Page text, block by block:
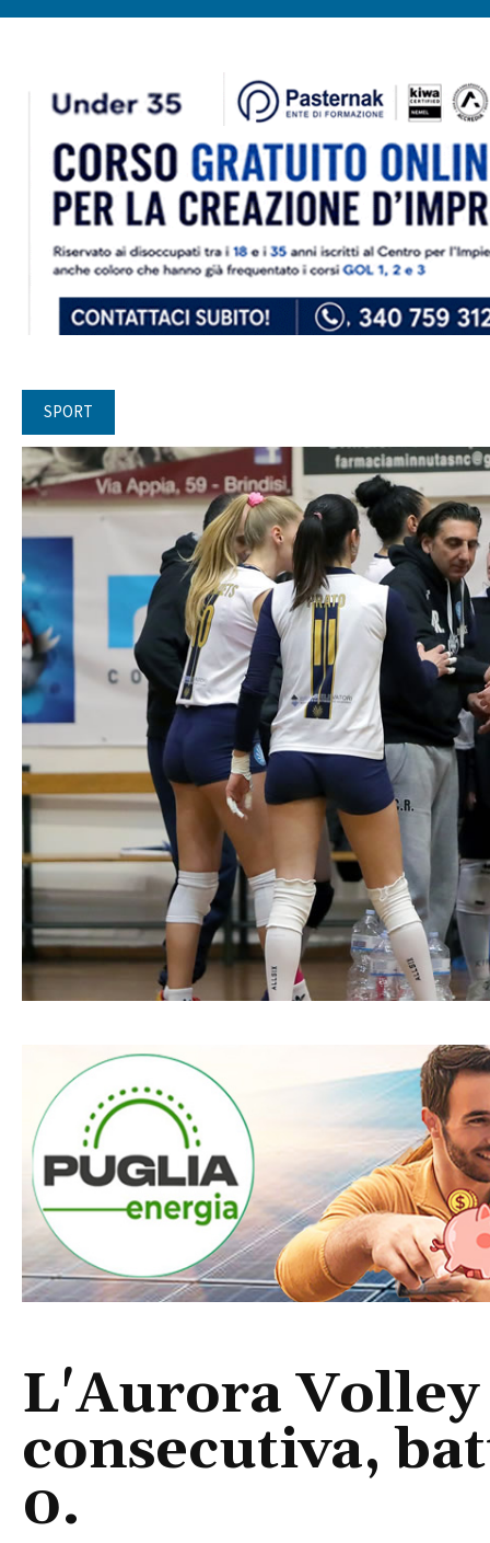
SPORT
L'Aurora
consecutiva,
0.